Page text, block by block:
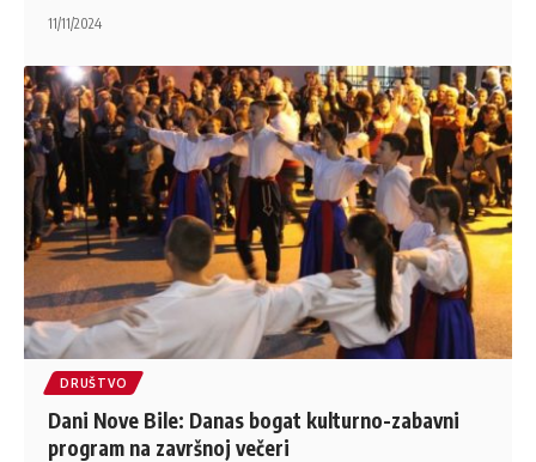
11/11/2024
DRUŠTVO
Dani Nove Bile: Danas bogat kulturno-zabavni
program na završnoj večeri